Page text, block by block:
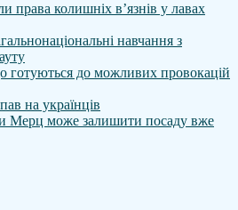
права колишніх в’язнів у лавах
навчання з
готуються до можливих провокацій
на українців
Мерц може залишити посаду вже